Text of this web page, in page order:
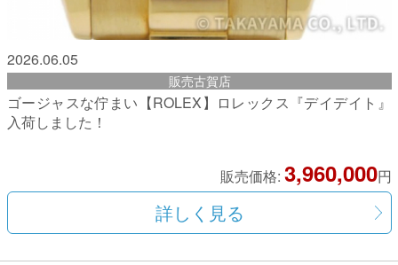
2026.06.05
販売古賀店
ゴージャスな佇まい【ROLEX】ロレックス『デイデイト』
入荷しました！
販売価格: 3,960,000円
詳しく見る